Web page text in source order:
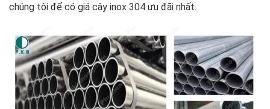
chúng tôi để có giá cây inox 304 ưu đãi nhất.